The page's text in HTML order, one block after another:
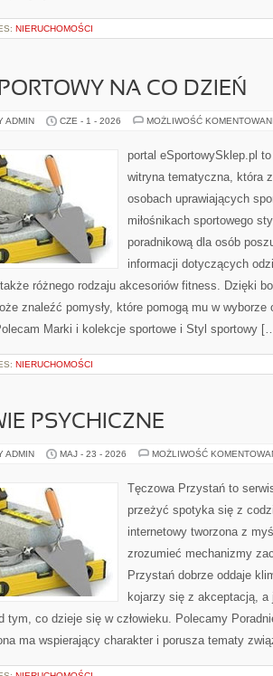
NIERUCHOMOŚCI
NA CO DZIEŃ
ADMIN CZE - 1 - 2026 MOŻLIWOŚĆ
portal eSportowySklep.pl
witryna tematyczna, która
osobach uprawiających
miłośnikach sportowego
poradnikową dla osób
informacji dotyczących
różnego rodzaju akcesoriów fitness. Dzięki
znaleźć pomysły, które pomogą mu w wyborze
Marki i kolekcje sportowe i Styl sportowy
NIERUCHOMOŚCI
PSYCHICZNE
ADMIN MAJ - 23 - 2026 MOŻLIWOŚĆ
Tęczowa Przystań to
przeżyć spotyka się z
internetowy tworzona z
zrozumieć mechanizmy
Przystań dobrze oddaje
kojarzy się z akceptacją,
tym, co dzieje się w człowieku. Polecamy
ma wspierający charakter i porusza tematy